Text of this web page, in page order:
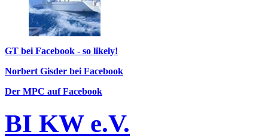
GT bei Facebook - so likely!
Norbert Gisder bei Facebook
Der MPC auf Facebook
BI KW e.V.